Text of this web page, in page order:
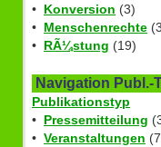
• Konversion (3)
• Menschenrechte
• RÃ¼stung (19)
Navigation Publ.-
Publikationstyp
• Pressemitteilung
• Veranstaltungen